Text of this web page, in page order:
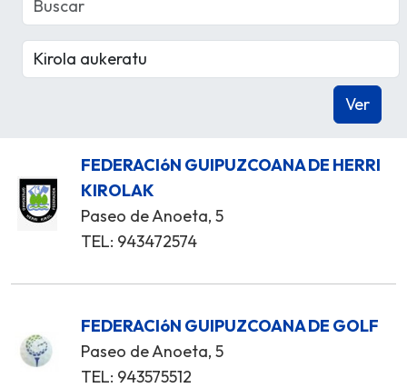
FEDERACIóN GUIPUZCOANA DE HERRI
KIROLAK
Paseo de Anoeta, 5
TEL: 943472574
FEDERACIóN GUIPUZCOANA DE GOLF
Paseo de Anoeta, 5
TEL: 943575512